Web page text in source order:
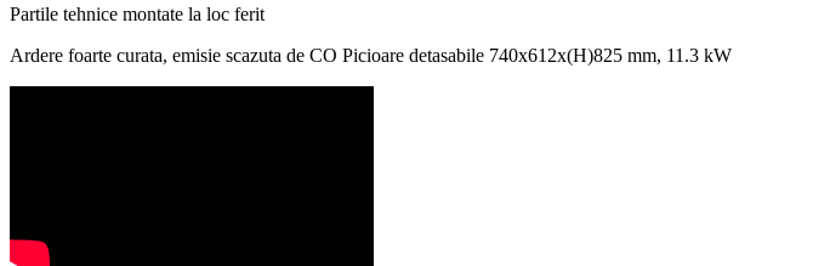
Partile tehnice montate la loc ferit
Ardere foarte curata, emisie scazuta de CO Picioare detasabile 740x612x(H)825 mm, 11.3 kW